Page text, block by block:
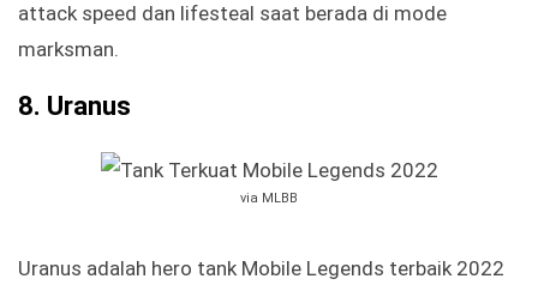
attack speed dan lifesteal saat berada di mode
marksman.
8. Uranus
via MLBB
Uranus adalah hero tank Mobile Legends terbaik 2022